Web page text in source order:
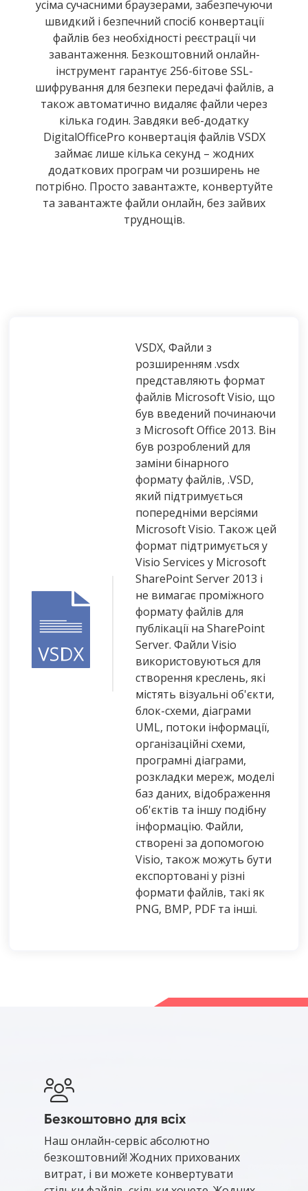
усіма сучасними браузерами, забезпечуючи
швидкий і безпечний спосіб конвертації
файлів без необхідності реєстрації чи
завантаження. Безкоштовний онлайн-
інструмент гарантує 256-бітове SSL-
шифрування для безпеки передачі файлів, а
також автоматично видаляє файли через
кілька годин. Завдяки веб-додатку
DigitalOfficePro конвертація файлів VSDX
займає лише кілька секунд – жодних
додаткових програм чи розширень не
потрібно. Просто завантажте, конвертуйте
та завантажте файли онлайн, без зайвих
труднощів.
VSDX, Файли з
розширенням .vsdx
представляють формат
файлів Microsoft Visio, що
був введений починаючи
з Microsoft Office 2013. Він
був розроблений для
заміни бінарного
формату файлів, .VSD,
який підтримується
попередніми версіями
Microsoft Visio. Також цей
формат підтримується у
Visio Services у Microsoft
SharePoint Server 2013 і
не вимагає проміжного
формату файлів для
публікації на SharePoint
Server. Файли Visio
використовуються для
створення креслень, які
містять візуальні об'єкти,
блок-схеми, діаграми
UML, потоки інформації,
організаційні схеми,
програмні діаграми,
розкладки мереж, моделі
баз даних, відображення
об'єктів та іншу подібну
інформацію. Файли,
створені за допомогою
Visio, також можуть бути
експортовані у різні
формати файлів, такі як
PNG, BMP, PDF та інші.
Безкоштовно для всіх
Наш онлайн-сервіс абсолютно
безкоштовний! Жодних прихованих
витрат, і ви можете конвертувати